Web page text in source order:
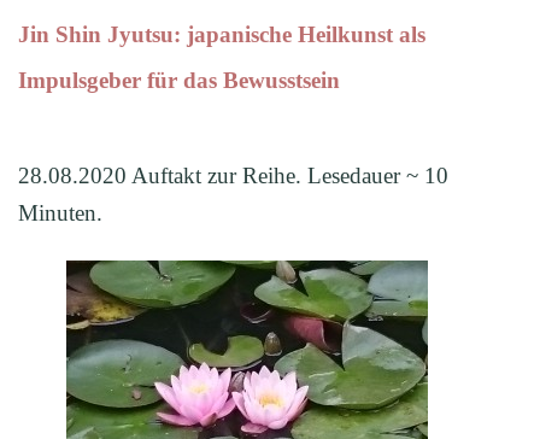
Jin Shin Jyutsu: japanische Heilkunst als
Impulsgeber für das Bewusstsein
28.08.2020 Auftakt zur Reihe. Lesedauer ~ 10
Minuten.